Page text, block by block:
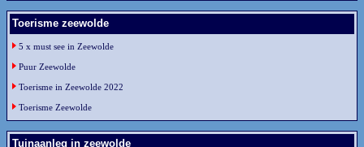
Toerisme zeewolde
5 x must see in Zeewolde
Puur Zeewolde
Toerisme in Zeewolde 2022
Toerisme Zeewolde
Tuinaanleg in zeewolde